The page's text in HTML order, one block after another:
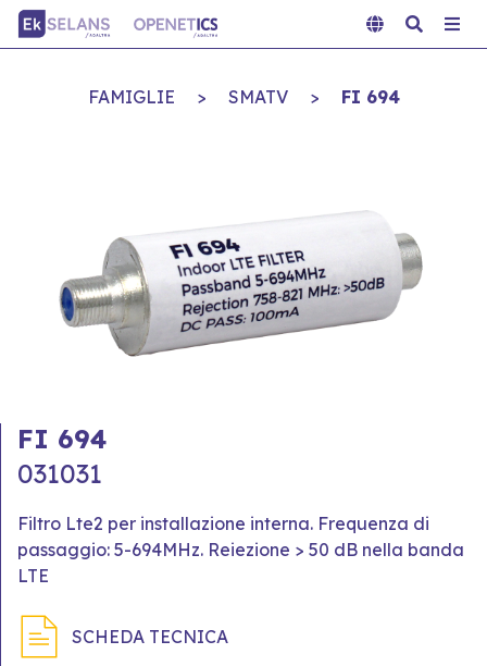
FAMIGLIE > SMATV > FI 694
FI 694
031031
Filtro Lte2 per installazione interna. Frequenza di
passaggio: 5-694MHz. Reiezione > 50 dB nella banda
LTE
SCHEDA TECNICA